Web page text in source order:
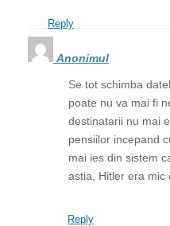
Reply
Anonimul
Se tot schimba
poate nu va mai fi
destinatarii nu mai
pensiilor incepand
mai ies din sistem
astia, Hitler era mic
Reply